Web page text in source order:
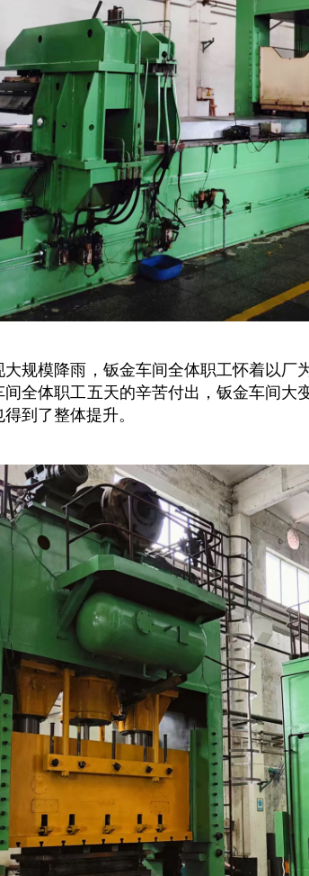
规模降雨，钣金车间全体职工怀着以厂
全体职工五天的辛苦付出，钣金车间大
到了整体提升。